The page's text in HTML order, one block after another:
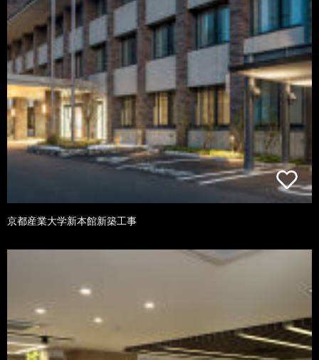
京都産業大学新本館新築工事